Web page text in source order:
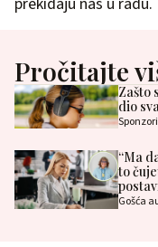
Pročitajte
Zašto
dio
“Ma
to
Gošća